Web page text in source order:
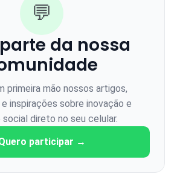
💬
da nossa
primeira mão nossos artigos,
inspirações sobre inovação e
direto no seu celular.
participar →